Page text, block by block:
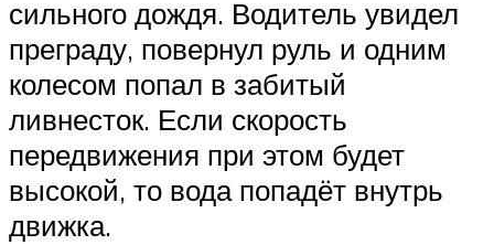
сильного дождя. Водитель увидел
преграду, повернул руль и одним
колесом попал в забитый
ливнесток. Если скорость
передвижения при этом будет
высокой, то вода попадёт внутрь
движка.